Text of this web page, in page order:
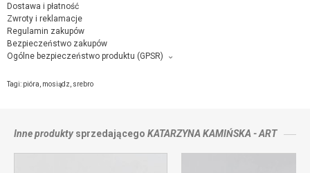
Dostawa i płatność
Zwroty i reklamacje
Regulamin zakupów
Bezpieczeństwo zakupów
Ogólne bezpieczeństwo produktu (GPSR)
Katarzyna Kamińska - ART, Poznańska 77, 62-080 Tarnowo Podgórne,
ze sprzedającym
Tagi: pióra mosiądz srebro
Inne produktysprzedającego KATARZYNA KAMIŃSKA - ART